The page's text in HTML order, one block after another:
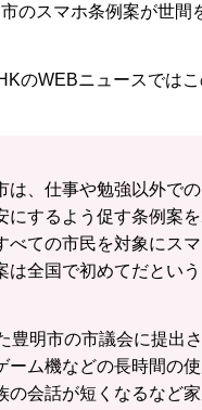
のスマホ条例案が世間
のWEBニュースでは
は、仕事や勉強以外で
にするよう促す条例案
べての市民を対象にス
は全国で初めてだという
豊明市の市議会に提出
ーム機などの長時間の
の会話が短くなるなど